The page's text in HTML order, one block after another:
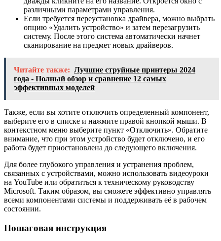
различными параметрами управления.
Если требуется переустановка драйвера, можно выбрать
опцию «Удалить устройство» и затем перезагрузить
систему. После этого система автоматически начнет
сканирование на предмет новых драйверов.
Читайте также: Лучшие струйные принтеры 2024
года - Полный обзор и сравнение 12 самых
эффективных моделей
Также, если вы хотите отключить определенный компонент,
выберите его в списке и нажмите правой кнопкой мыши. В
контекстном меню выберите пункт «Отключить». Обратите
внимание, что при этом устройство будет отключено, и его
работа будет приостановлена до следующего включения.
Для более глубокого управления и устранения проблем,
связанных с устройствами, можно использовать видеоуроки
на YouTube или обратиться к техническому руководству
Microsoft. Таким образом, вы сможете эффективно управлять
всеми компонентами системы и поддерживать её в рабочем
состоянии.
Пошаговая инструкция